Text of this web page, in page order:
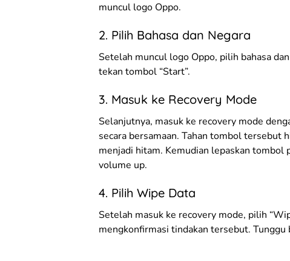
muncul logo Oppo.
2. Pilih Bahasa dan Negara
Setelah muncul logo Oppo, pilih bahasa
tekan tombol “Start”.
3. Masuk ke Recovery Mode
Selanjutnya, masuk ke recovery mode
secara bersamaan. Tahan tombol tersebut
menjadi hitam. Kemudian lepaskan
volume up.
4. Pilih Wipe Data
Setelah masuk ke recovery mode, pilih
mengkonfirmasi tindakan tersebut.